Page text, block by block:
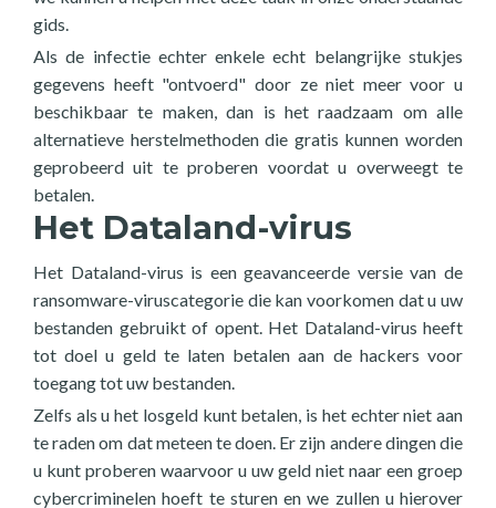
gids.
Als de infectie echter enkele echt belangrijke stukjes
gegevens heeft "ontvoerd" door ze niet meer voor u
beschikbaar te maken, dan is het raadzaam om alle
alternatieve herstelmethoden die gratis kunnen worden
geprobeerd uit te proberen voordat u overweegt te
betalen.
Het Dataland-virus
Het Dataland-virus is een geavanceerde versie van de
ransomware-viruscategorie die kan voorkomen dat u uw
bestanden gebruikt of opent. Het Dataland-virus heeft
tot doel u geld te laten betalen aan de hackers voor
toegang tot uw bestanden.
Zelfs als u het losgeld kunt betalen, is het echter niet aan
te raden om dat meteen te doen. Er zijn andere dingen die
u kunt proberen waarvoor u uw geld niet naar een groep
cybercriminelen hoeft te sturen en we zullen u hierover